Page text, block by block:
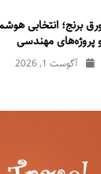
برنج؛ انتخابی
پروژه‌های مهندسی
آگوست 1, 2026